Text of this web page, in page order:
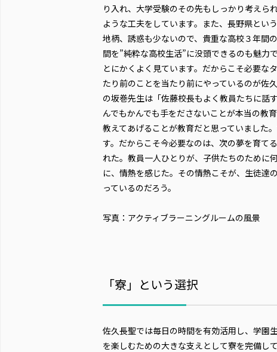
り入れ、大学受験のその先もしっかり考えら
ような工夫をしています。また、長野県とい
地柄、誘惑も少ないので、貴重な高校３年間
間を”純粋な高校生活”に没頭できるのも魅力
とにかくよく見ています。だからこそ必要な
たり前のことを当たり前にやっているのが佐
の坂巻先生は「佐藤校長もよく教員たちに話
んでもかんでも手をださないことが本当の教
教えてあげることが教育だと思っていました
す。だからこそ今必要なのは、次の夢を育て
れた。教員一人ひとりが、子供たちのために
に、情熱を感じた。その情熱こそが、生徒達
っているのだろう。
写真：アクティブラーニングルームの風景
「寮」という選択
佐久長聖では毎日の時間を有効活用し、学園
を楽しむための大きな支えとして寮を完備し